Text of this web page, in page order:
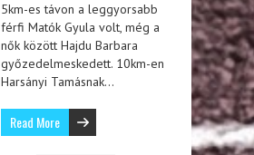
5km-es távon a leggyorsabb
férfi Matók Gyula volt, még a
nők között Hajdu Barbara
győzedelmeskedett. 10km-en
Harsányi Tamásnak…
Read More